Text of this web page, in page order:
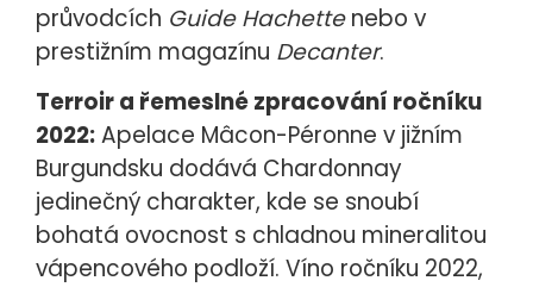
průvodcích Guide Hachettenebo v
prestižním magazínu Decanter.
Terroir a řemeslné zpracování ročníku
2022:Apelace Mâcon-Péronne v jižním
Burgundsku dodává Chardonnay
jedinečný charakter, kde se snoubí
bohatá ovocnost s chladnou mineralitou
vápencového podloží. Víno ročníku 2022,